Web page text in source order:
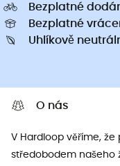
Bezplatné
Bezplatné
Uhlíkově
O nás
V Hardloop věříme,
středobodem našeho